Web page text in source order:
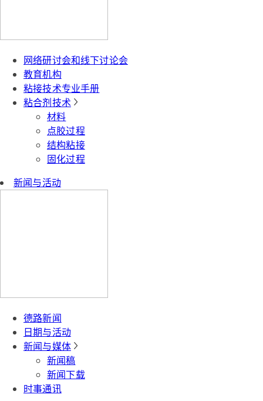
网络研讨会和线下讨论会
教育机构
粘接技术专业手册
粘合剂技术
材料
点胶过程
结构粘接
固化过程
新闻与活动
德路新闻
日期与活动
新闻与媒体
新闻稿
新闻下载
时事通讯